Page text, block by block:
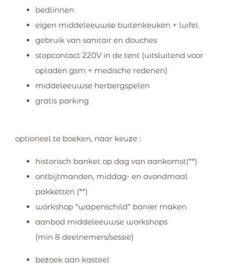
bedlinnen
eigen middeleeuwse buitenkeuken + luifel
gebruik van sanitair en douches
stopcontact 220V in de tent (uitsluitend voor
opladen gsm + medische redenen)
middeleeuwse herbergspelen
gratis parking
optioneel te boeken, naar keuze :
historisch banket op dag van aankomst(**)
ontbijtmanden, middag- en avondmaal
pakketten (**)
workshop “wapenschild” banier maken
aanbod middeleeuwse workshops
(min 8 deelnemers/sessie)
bezoek aan kasteel